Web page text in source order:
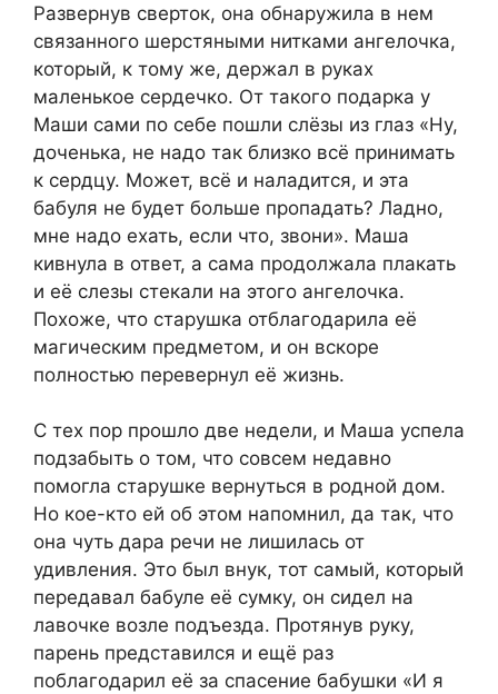
Развернув сверток, она обнаружила в нем
связанного шерстяными нитками ангелочка,
который, к тому же, держал в руках
маленькое сердечко. От такого подарка у
Маши сами по себе пошли слёзы из глаз «Ну,
доченька, не надо так близко всё принимать
к сердцу. Может, всё и наладится, и эта
бабуля не будет больше пропадать? Ладно,
мне надо ехать, если что, звони». Маша
кивнула в ответ, а сама продолжала плакать
и её слезы стекали на этого ангелочка.
Похоже, что старушка отблагодарила её
магическим предметом, и он вскоре
полностью перевернул её жизнь.
С тех пор прошло две недели, и Маша успела
подзабыть о том, что совсем недавно
помогла старушке вернуться в родной дом.
Но кое-кто ей об этом напомнил, да так, что
она чуть дара речи не лишилась от
удивления. Это был внук, тот самый, который
передавал бабуле её сумку, он сидел на
лавочке возле подъезда. Протянув руку,
парень представился и ещё раз
поблагодарил её за спасение бабушки «И я